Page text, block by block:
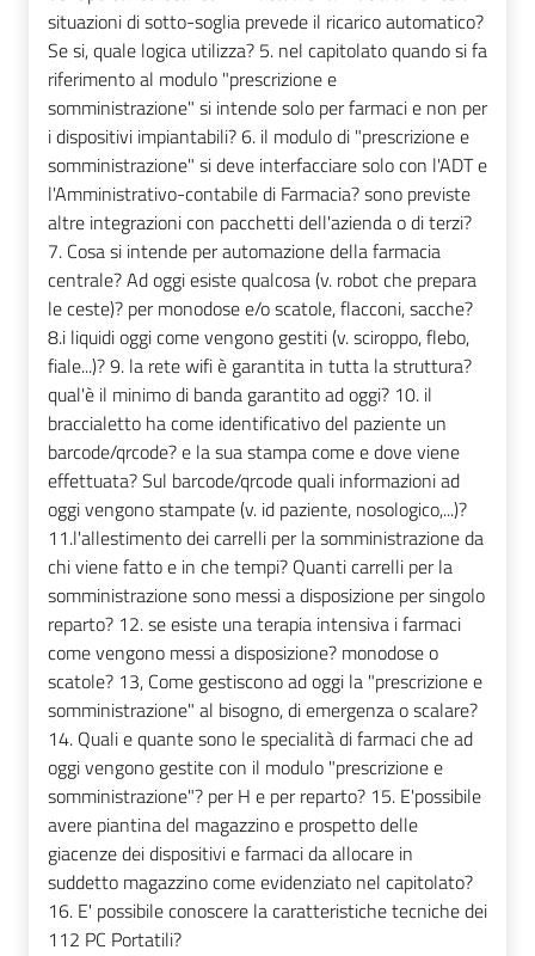
situazioni di sotto-soglia prevede il ricarico automatico?
Se si, quale logica utilizza? 5. nel capitolato quando si fa
riferimento al modulo "prescrizione e
somministrazione" si intende solo per farmaci e non per
i dispositivi impiantabili? 6. il modulo di "prescrizione e
somministrazione" si deve interfacciare solo con l'ADT e
l'Amministrativo-contabile di Farmacia? sono previste
altre integrazioni con pacchetti dell'azienda o di terzi?
7. Cosa si intende per automazione della farmacia
centrale? Ad oggi esiste qualcosa (v. robot che prepara
le ceste)? per monodose e/o scatole, flacconi, sacche?
8.i liquidi oggi come vengono gestiti (v. sciroppo, flebo,
fiale...)? 9. la rete wifi è garantita in tutta la struttura?
qual'è il minimo di banda garantito ad oggi? 10. il
braccialetto ha come identificativo del paziente un
barcode/qrcode? e la sua stampa come e dove viene
effettuata? Sul barcode/qrcode quali informazioni ad
oggi vengono stampate (v. id paziente, nosologico,...)?
11.l'allestimento dei carrelli per la somministrazione da
chi viene fatto e in che tempi? Quanti carrelli per la
somministrazione sono messi a disposizione per singolo
reparto? 12. se esiste una terapia intensiva i farmaci
come vengono messi a disposizione? monodose o
scatole? 13, Come gestiscono ad oggi la "prescrizione e
somministrazione" al bisogno, di emergenza o scalare?
14. Quali e quante sono le specialità di farmaci che ad
oggi vengono gestite con il modulo "prescrizione e
somministrazione"? per H e per reparto? 15. E'possibile
avere piantina del magazzino e prospetto delle
giacenze dei dispositivi e farmaci da allocare in
suddetto magazzino come evidenziato nel capitolato?
16. E' possibile conoscere la caratteristiche tecniche dei
112 PC Portatili?